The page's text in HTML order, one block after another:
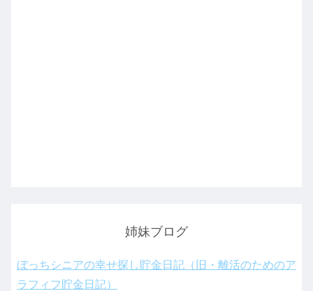
姉妹ブログ
ぼっちシニアの幸せ探し貯金日記（旧・離活のためのア
ラフィフ貯金日記）